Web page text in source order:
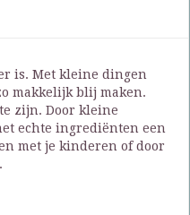
is. Met kleine dingen
makkelijk blij maken.
zijn. Door kleine
echte ingrediënten een
met je kinderen of door